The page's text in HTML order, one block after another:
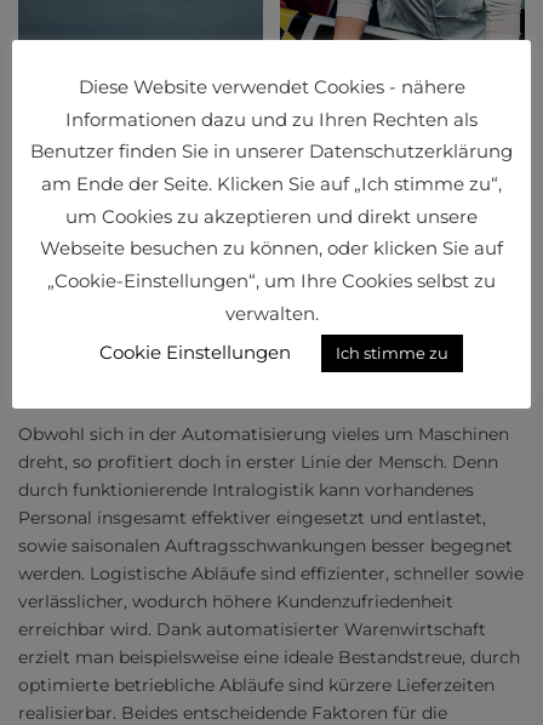
Obwohl sich in der Automatisierung vieles um Maschinen
dreht, so profitiert doch in erster Linie der Mensch. Denn
durch funktionierende Intralogistik kann vorhandenes
Personal insgesamt effektiver eingesetzt und entlastet,
sowie saisonalen Auftragsschwankungen besser begegnet
werden. Logistische Abläufe sind effizienter, schneller sowie
verlässlicher, wodurch höhere Kundenzufriedenheit
erreichbar wird. Dank automatisierter Warenwirtschaft
erzielt man beispielsweise eine ideale Bestandstreue, durch
optimierte betriebliche Abläufe sind kürzere Lieferzeiten
realisierbar. Beides entscheidende Faktoren für die
Diese Website verwendet Cookies - nähere
Informationen dazu und zu Ihren Rechten als
Benutzer finden Sie in unserer Datenschutzerklärung
am Ende der Seite. Klicken Sie auf „Ich stimme zu“,
um Cookies zu akzeptieren und direkt unsere
Webseite besuchen zu können, oder klicken Sie auf
„Cookie-Einstellungen“, um Ihre Cookies selbst zu
verwalten.
Cookie Einstellungen
Ich stimme zu